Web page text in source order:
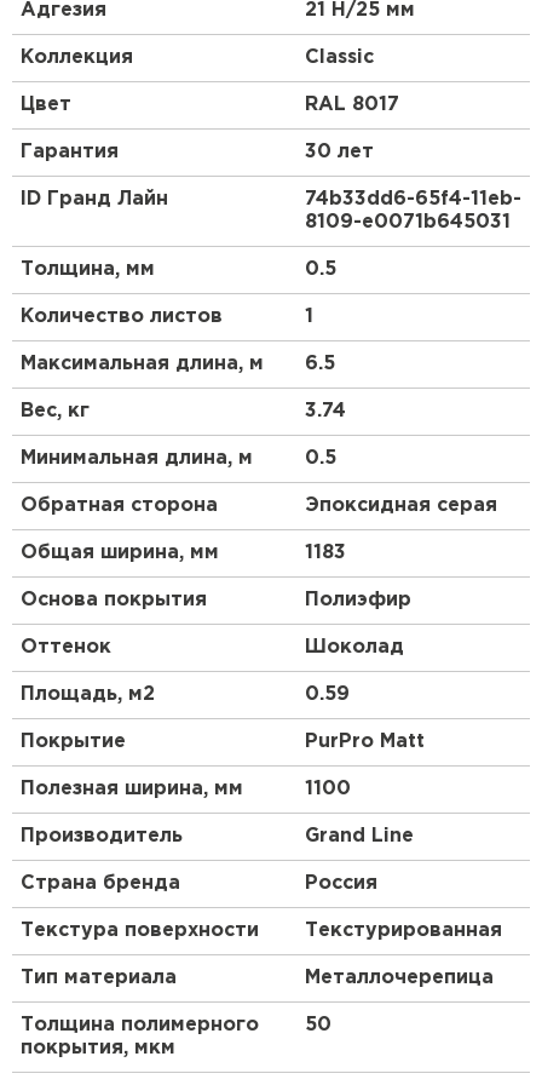
Эта металлочерепица в скандинавском стиле
станет отличным акцентом Вашего дома.
Красивый и гармоничный внешний вид, классика
линий позволяют металлочерепице Classic
органично сочетаться как с природным
ландшафтом, так и с любым архитектурным
стилем самого дома.
Для обустройства кровли компания Grand Line
Ассортимент продукции имеет сертификаты,
подтверждающие ее качество и безопасность
использования.
Адгезия 21 Н/25 мм
Коллекция Classic
Цвет RAL 8017
Гарантия 30 лет
ID Гранд Лайн
74b33dd6-65f4-11eb-
8109-e0071b645031
Толщина, мм 0.5
Количество листов 1
Максимальная длина, м 6.5
Вес, кг 3.74
Минимальная длина, м 0.5
Обратная сторона Эпоксидная серая
Общая ширина, мм 1183
Основа покрытия Полиэфир
Оттенок Шоколад
Площадь, м2 0.59
Покрытие PurPro Matt
Полезная ширина, мм 1100
Производитель Grand Line
Страна бренда Россия
Текстура поверхности Текстурированная
Тип материала Металлочерепица
Толщина полимерного
покрытия, мкм
50